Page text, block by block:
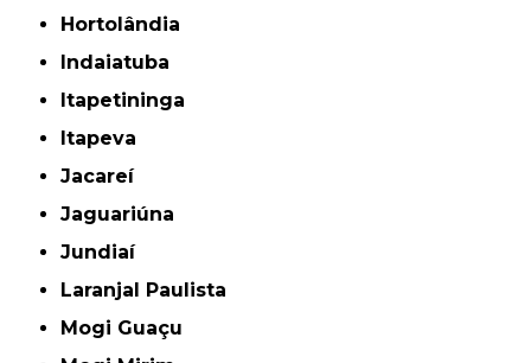
Hortolândia
Indaiatuba
Itapetininga
Itapeva
Jacareí
Jaguariúna
Jundiaí
Laranjal Paulista
Mogi Guaçu